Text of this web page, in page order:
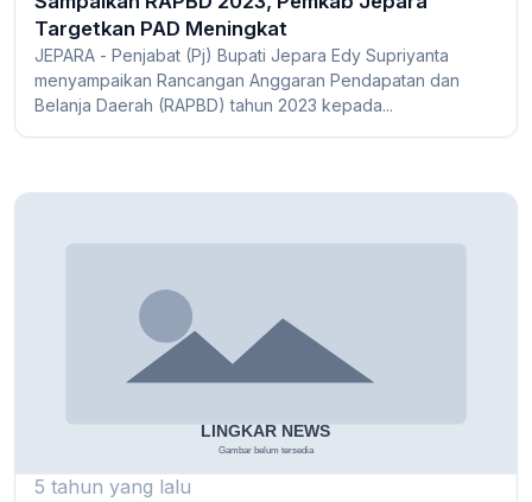
Targetkan PAD Meningkat
JEPARA - Penjabat (Pj) Bupati Jepara Edy Supriyanta
menyampaikan Rancangan Anggaran Pendapatan dan
Belanja Daerah (RAPBD) tahun 2023 kepada...
5 tahun yang lalu